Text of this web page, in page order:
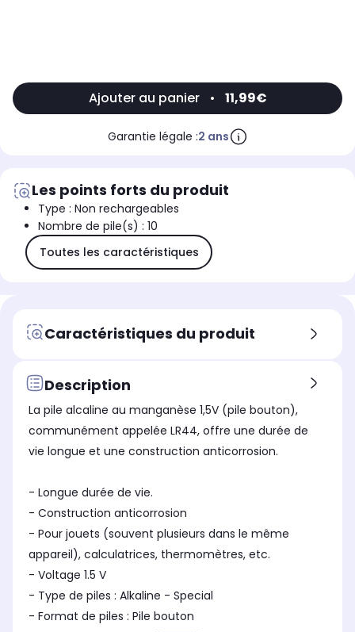
Ajouter au panier • 11,99€
Garantie légale :2 ans
Les points forts du produit
Type : Non rechargeables
Nombre de pile(s) : 10
Toutes les caractéristiques
Caractéristiques du produit
Description
La pile alcaline au manganèse 1,5V (pile bouton),
communément appelée LR44, offre une durée de
vie longue et une construction anticorrosion.
- Longue durée de vie.
- Construction anticorrosion
- Pour jouets (souvent plusieurs dans le même
appareil), calculatrices, thermomètres, etc.
- Voltage 1.5 V
- Type de piles : Alkaline - Special
- Format de piles : Pile bouton